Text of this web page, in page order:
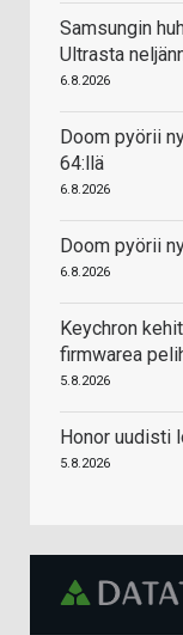
Samsungin
Ultrasta
6.8.2026
Doom pyörii
64:llä
6.8.2026
Doom pyörii
6.8.2026
Keychron
firmwarea
5.8.2026
Honor uudisti
5.8.2026